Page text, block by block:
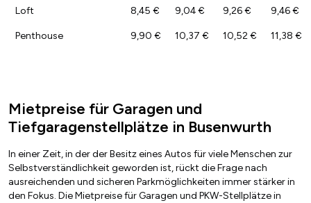
Loft 8,45 € 9,04 € 9,26 € 9,46 €
Penthouse 9,90 € 10,37 € 10,52 € 11,38 €
Mietpreise für Garagen und
Tiefgaragenstellplätze in Busenwurth
In einer Zeit, in der der Besitz eines Autos für viele Menschen zur
Selbstverständlichkeit geworden ist, rückt die Frage nach
ausreichenden und sicheren Parkmöglichkeiten immer stärker in
den Fokus. Die Mietpreise für Garagen und PKW-Stellplätze in